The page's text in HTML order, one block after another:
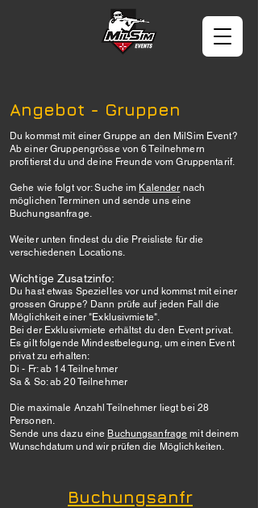
Angebot - Gruppen
Du kommst mit einer Gruppe an den MilSim Event?
Ab einer Gruppengrösse von 6 Teilnehmern
profitierst du und deine Freunde vom Gruppentarif.
Gehe wie folgt vor: Suche im Kalender nach
möglichen Terminen und sende uns eine
Buchungsanfrage.
Weiter unten findest du die Preisliste für die
verschiedenen Locations.
Wichtige Zusatzinfo:
Du hast etwas Spezielles vor und kommst mit einer
grossen Gruppe? Dann prüfe auf jeden Fall die
Möglichkeit einer "Exklusivmiete".
Bei der Exklusivmiete erhältst du den Event privat.
Es gilt folgende Mindestbelegung, um einen Event
privat zu erhalten:
Di - Fr: ab 14 Teilnehmer
Sa & So: ab 20 Teilnehmer
Die maximale Anzahl Teilnehmer liegt bei 28
Personen.
Sende uns dazu eine Buchungsanfrage mit deinem
Wunschdatum und wir prüfen die Möglichkeiten.
Buchungsanfr